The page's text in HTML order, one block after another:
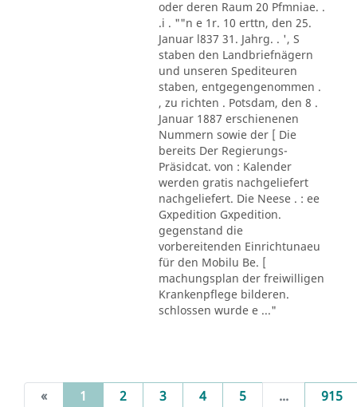
oder deren Raum 20 Pfmniae. .
.i . ""n e 1r. 10 erttn, den 25.
Januar l837 31. Jahrg. . ', S
staben den Landbriefnägern
und unseren Spediteuren
staben, entgegengenommen .
, zu richten . Potsdam, den 8 .
Januar 1887 erschienenen
Nummern sowie der [ Die
bereits Der Regierungs-
Präsidcat. von : Kalender
werden gratis nachgeliefert
nachgeliefert. Die Neese . : ee
Gxpedition Gxpedition.
gegenstand die
vorbereitenden Einrichtunaeu
für den Mobilu Be. [
machungsplan der freiwilligen
Krankenpflege bilderen.
schlossen wurde e ..."
« 1 (current)
2 3 4 5 ... 915